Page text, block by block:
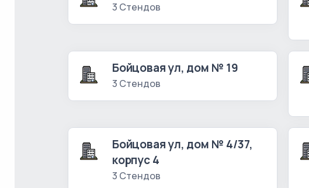
3 Стендов
Бойцовая ул, дом № 19
3 Стендов
Бойцовая ул, дом № 4/37,
корпус 4
3 Стендов